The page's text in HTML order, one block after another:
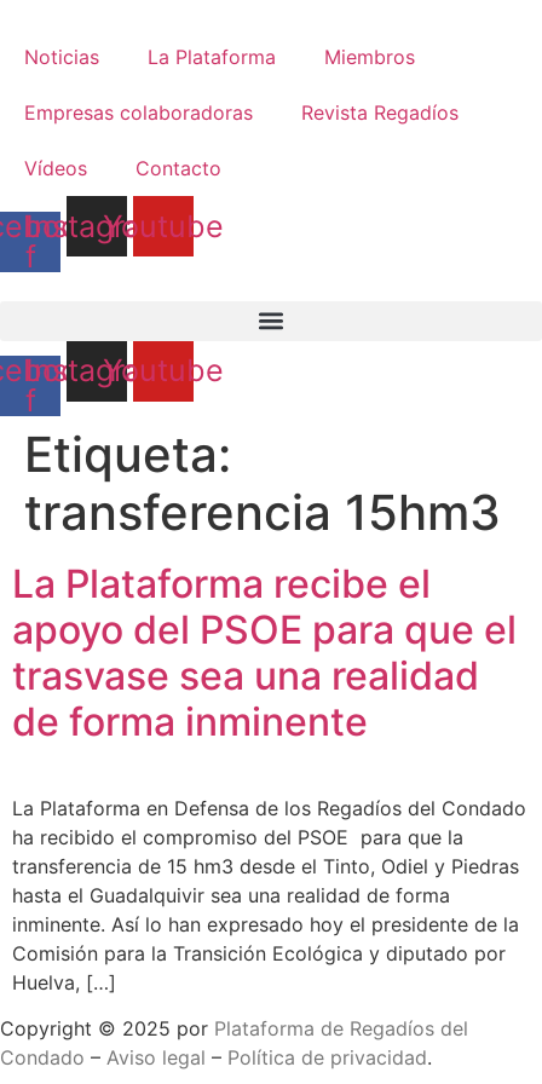
contenido
Noticias La Plataforma Miembros
Empresas colaboradoras Revista Regadíos
Vídeos Contacto
f
Instagram
Youtube
f
Instagram
Youtube
Etiqueta:
transferencia 15hm3
La Plataforma recibe el
apoyo del PSOE para que el
trasvase sea una realidad
de forma inminente
La Plataforma en Defensa de los Regadíos del Condado
ha recibido el compromiso del PSOE para que la
transferencia de 15 hm3 desde el Tinto, Odiel y Piedras
hasta el Guadalquivir sea una realidad de forma
inminente. Así lo han expresado hoy el presidente de la
Comisión para la Transición Ecológica y diputado por
Huelva, […]
Copyright © 2025 por Plataforma de Regadíos del
Condado – Aviso legal – Política de privacidad.